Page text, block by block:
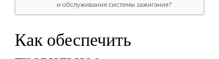
и обслуживания системы зажигания?
Как обеспечить